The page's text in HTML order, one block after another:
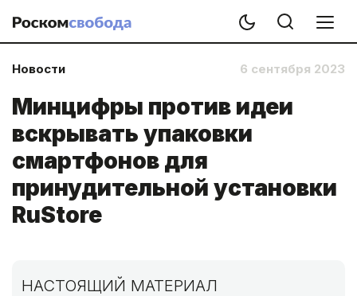
Новости 6 сентября 2023
Минцифры против идеи
вскрывать упаковки
смартфонов для
принудительной установки
RuStore
НАСТОЯЩИЙ МАТЕРИАЛ